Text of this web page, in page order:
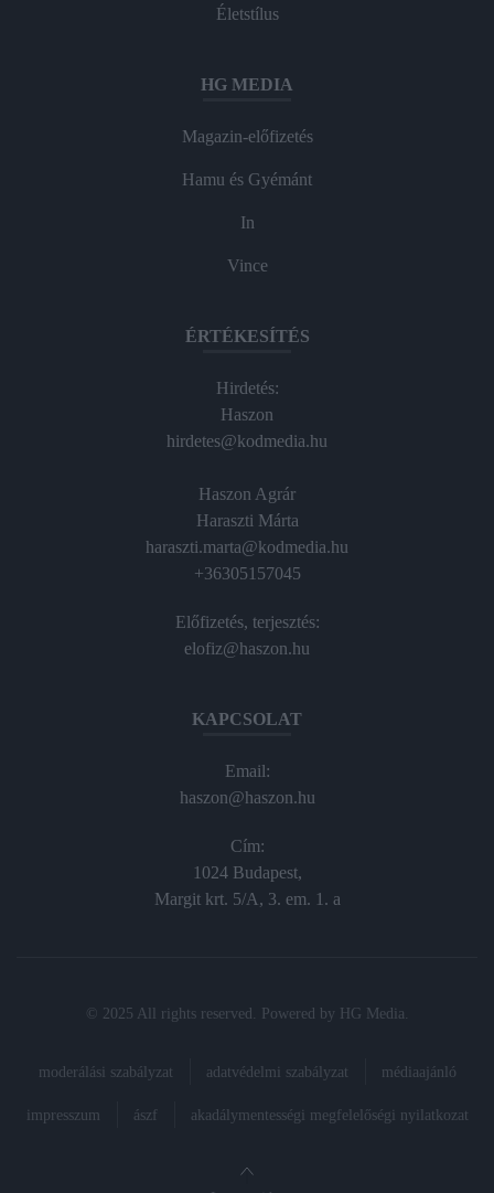
Életstílus
HG MEDIA
Magazin-előfizetés
Hamu és Gyémánt
In
Vince
ÉRTÉKESÍTÉS
Hirdetés:
Haszon
hirdetes@kodmedia.hu
Haszon Agrár
Haraszti Márta
haraszti.marta@kodmedia.hu
+36305157045
Előfizetés, terjesztés:
elofiz@haszon.hu
KAPCSOLAT
Email:
haszon@haszon.hu
Cím:
1024 Budapest,
Margit krt. 5/A, 3. em. 1. a
© 2025 All rights reserved. Powered by HG Media
moderálási szabályzat adatvédelmi szabályzat médiaajánló
impresszum ászf akadálymentességi megfelelőségi nyilatkozat